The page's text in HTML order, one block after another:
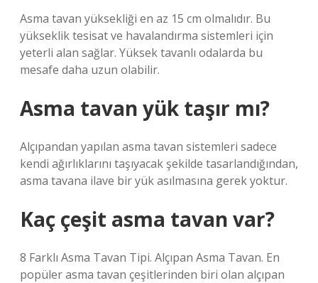
Asma tavan yüksekliği en az 15 cm olmalıdır. Bu
yükseklik tesisat ve havalandırma sistemleri için
yeterli alan sağlar. Yüksek tavanlı odalarda bu
mesafe daha uzun olabilir.
Asma tavan yük taşır mı?
Alçıpandan yapılan asma tavan sistemleri sadece
kendi ağırlıklarını taşıyacak şekilde tasarlandığından,
asma tavana ilave bir yük asılmasına gerek yoktur.
Kaç çeşit asma tavan var?
8 Farklı Asma Tavan Tipi. Alçıpan Asma Tavan. En
popüler asma tavan çeşitlerinden biri olan alçıpan